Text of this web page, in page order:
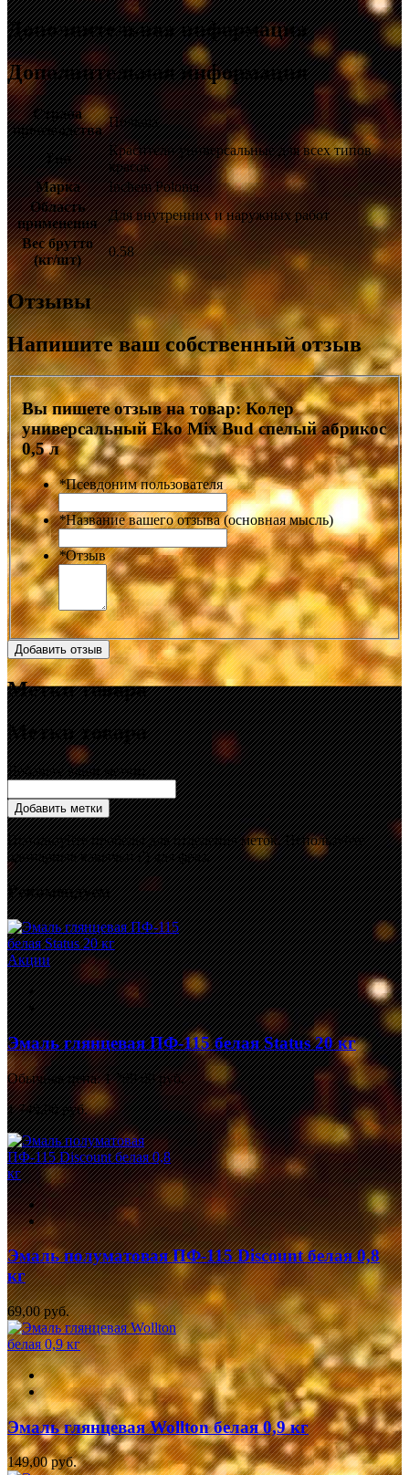
Дополнительная информация
Дополнительная информация
Страна
производства
Польша
Тип
Красители универсальные для всех типов
красок
Марка
Inchem Polonia
Область
применения
Для внутренних и наружных работ
Вес брутто
(кг/шт)
0.58
Отзывы
Напишите ваш собственный отзыв
Вы пишете отзыв на товар:Колер
универсальный Eko Mix Bud спелый абрикос
0,5 л
*Псевдоним пользователя
*Название вашего отзыва (основная мысль)
*Отзыв
Добавить отзыв
Метки товара
Метки товара
Добавьте ваши метки:
Добавить метки
Используйте пробелы для отделения меток. Используйте
одинарные кавычки (') для фраз.
Рекомендуем
Акции
Эмаль глянцевая ПФ-115 белая Status 20 кг
Обычная цена: 1 799,00 руб.
1 749,00 руб.
Эмаль полуматовая ПФ-115 Discount белая 0,8
кг
69,00 руб.
Эмаль глянцевая Wollton белая 0,9 кг
149,00 руб.